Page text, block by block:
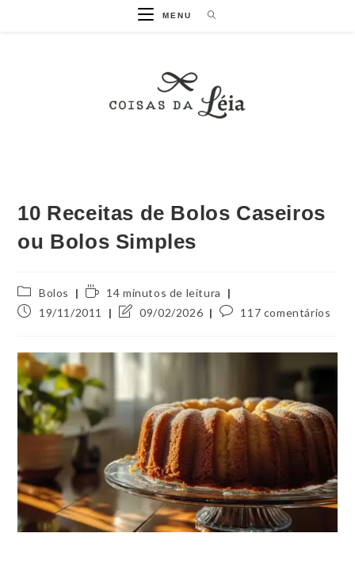
MENU
10 Receitas de Bolos Caseiros
ou Bolos Simples
Bolos
14 minutos de leitura
19/11/2011
09/02/2026 117 comentários